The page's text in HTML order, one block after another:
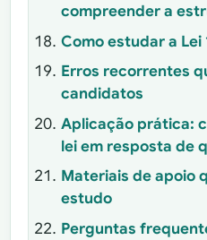
compreender a
Como estudar a Lei
Erros recorrentes
candidatos
Aplicação prática:
lei em resposta de
Materiais de apoio
estudo
Perguntas